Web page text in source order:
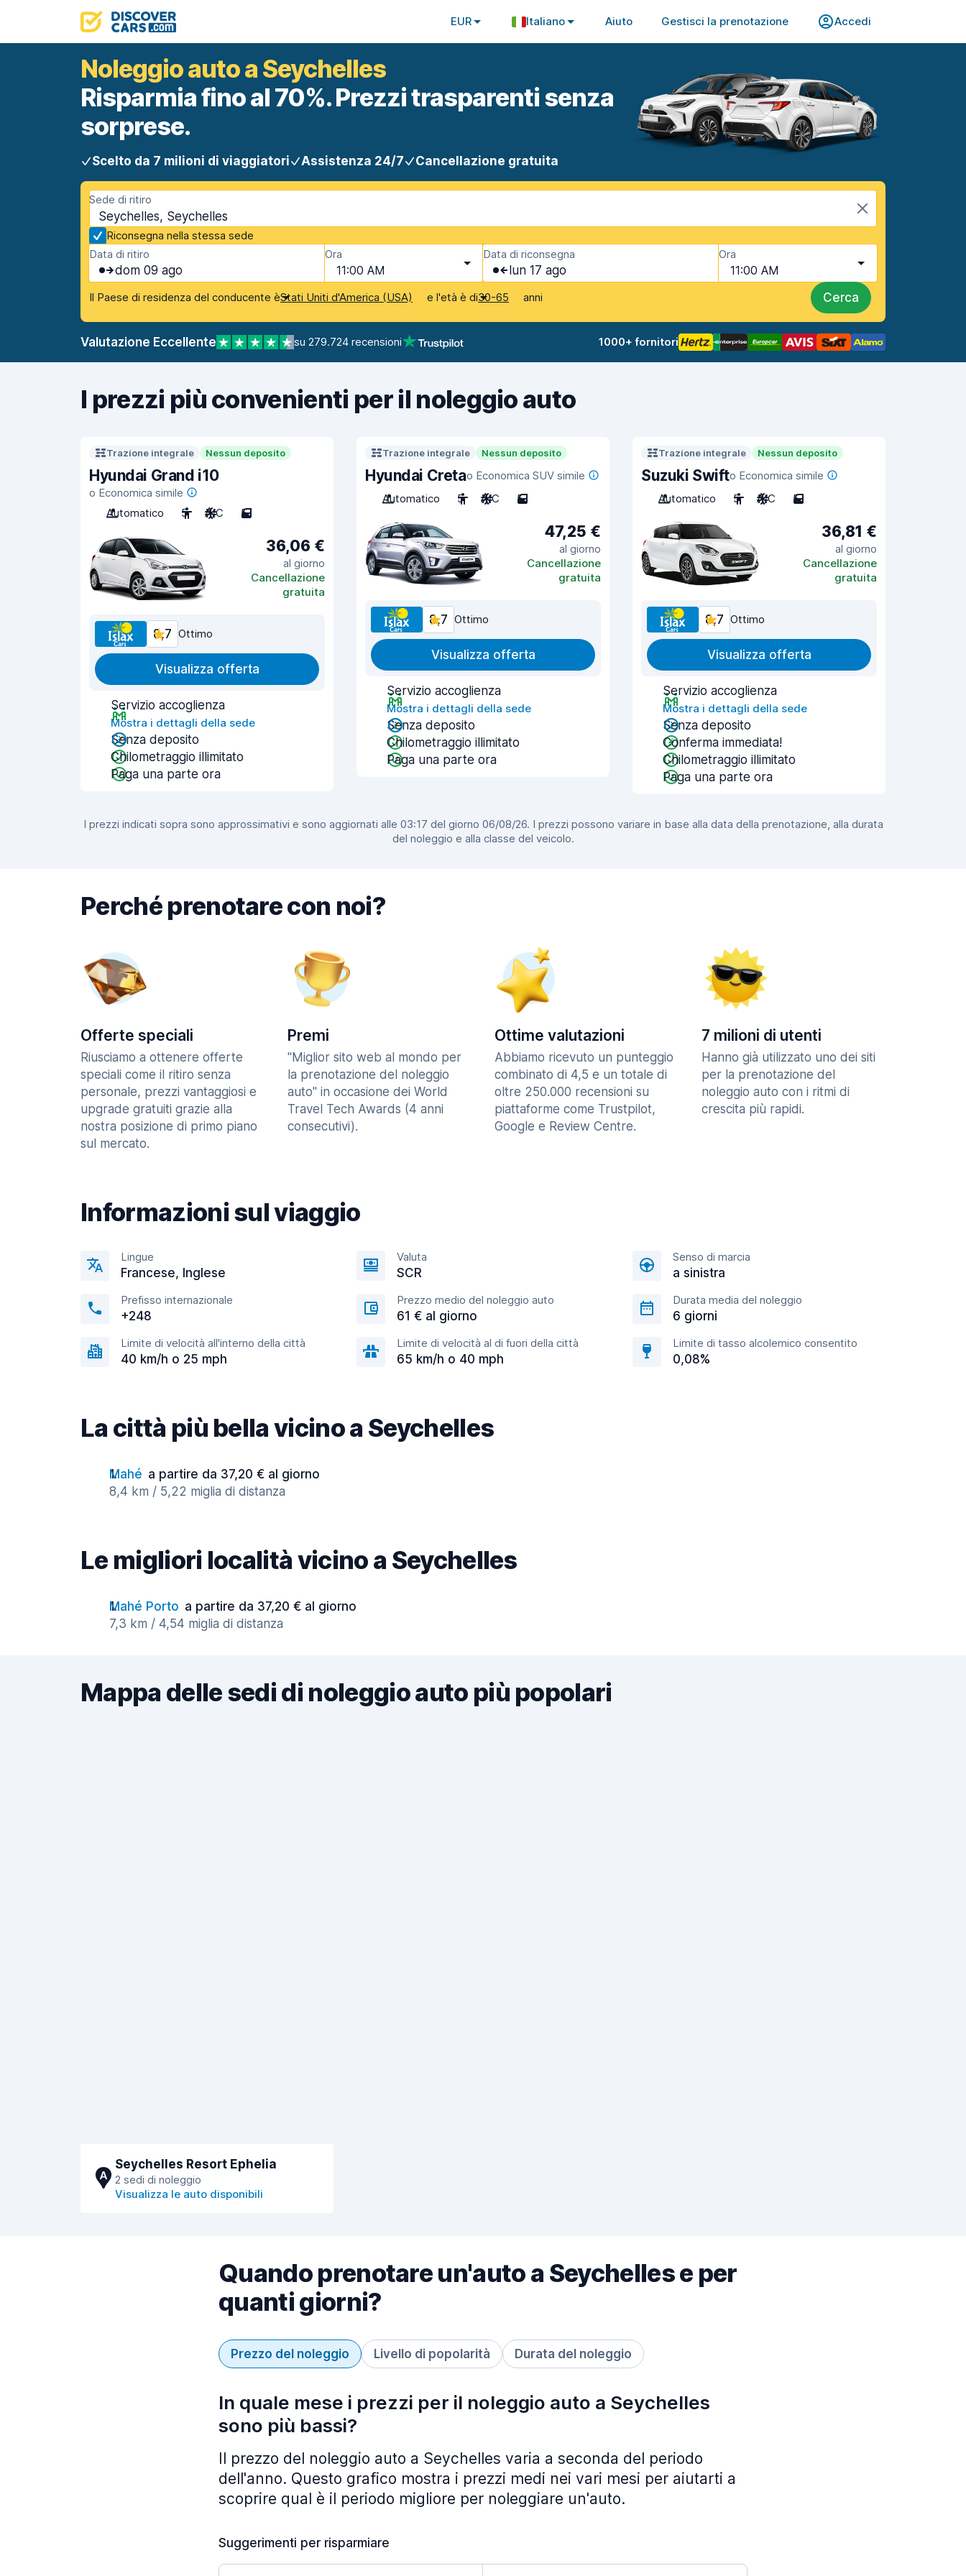
EUR Italiano Aiuto Gestisci la prenotazione Accedi
Noleggio auto a Seychelles
Risparmia fino al 70%. Prezzi trasparenti senza
sorprese.
Scelto da 7 milioni di viaggiatori Assistenza 24/7 Cancellazione gratuita
Sede di ritiro
Seychelles, Seychelles
Riconsegna nella stessa sede
Data di ritiro
dom 09 ago
Ora
11:00 AM
Data di riconsegna
lun 17 ago
Ora
11:00 AM
Il Paese di residenza del conducente èStati Uniti d'America (USA) e l'età è di30-65 anni Cerca
Valutazione Eccellente su 279.724 recensioni 1000+ fornitori
I prezzi più convenienti per il noleggio auto
Trazione integrale Nessun deposito
Hyundai Grand i10
o Economica simile
Automatico
5 A/C 5
36,06 €
al giorno
Cancellazione
gratuita
8,7 Ottimo
Visualizza offerta
Servizio accoglienza
Mostra i dettagli della sede
Senza deposito
Chilometraggio illimitato
Paga una parte ora
Trazione integrale Nessun deposito
Hyundai Cretao Economica SUV simile
Automatico
5 A/C 5
47,25 €
al giorno
Cancellazione
gratuita
8,7 Ottimo
Visualizza offerta
Servizio accoglienza
Mostra i dettagli della sede
Senza deposito
Chilometraggio illimitato
Paga una parte ora
Trazione integrale Nessun deposito
Suzuki Swifto Economica simile
Automatico
5 A/C 5
36,81 €
al giorno
Cancellazione
gratuita
8,7 Ottimo
Visualizza offerta
Servizio accoglienza
Mostra i dettagli della sede
Senza deposito
Conferma immediata!
Chilometraggio illimitato
Paga una parte ora
I prezzi indicati sopra sono approssimativi e sono aggiornati alle 03:17 del giorno 06/08/26. I prezzi possono variare in base alla data della prenotazione, alla durata
del noleggio e alla classe del veicolo.
Perché prenotare con noi?
Offerte speciali
Riusciamo a ottenere offerte
speciali come il ritiro senza
personale, prezzi vantaggiosi e
upgrade gratuiti grazie alla
nostra posizione di primo piano
sul mercato.
Premi
"Miglior sito web al mondo per
la prenotazione del noleggio
auto" in occasione dei World
Travel Tech Awards (4 anni
consecutivi).
Ottime valutazioni
Abbiamo ricevuto un punteggio
combinato di 4,5 e un totale di
oltre 250.000 recensioni su
piattaforme come Trustpilot,
Google e Review Centre.
7 milioni di utenti
Hanno già utilizzato uno dei siti
per la prenotazione del
noleggio auto con i ritmi di
crescita più rapidi.
Informazioni sul viaggio
Lingue
Francese, Inglese
Valuta
SCR
Senso di marcia
a sinistra
Prefisso internazionale
+248
Prezzo medio del noleggio auto
61 € al giorno
Durata media del noleggio
6 giorni
Limite di velocità all'interno della città
40 km/h o 25 mph
Limite di velocità al di fuori della città
65 km/h o 40 mph
Limite di tasso alcolemico consentito
0,08%
La città più bella vicino a Seychelles
Mahé a partire da 37,20 € al giorno
8,4 km / 5,22 miglia di distanza
Le migliori località vicino a Seychelles
Mahé Porto a partire da 37,20 € al giorno
7,3 km / 4,54 miglia di distanza
Mappa delle sedi di noleggio auto più popolari
A
Seychelles Resort Ephelia
2 sedi di noleggio
Visualizza le auto disponibili
Quando prenotare un'auto a Seychelles e per
quanti giorni?
Prezzo del noleggio Livello di popolarità Durata del noleggio
In quale mese i prezzi per il noleggio auto a Seychelles
sono più bassi?
Il prezzo del noleggio auto a Seychelles varia a seconda del periodo
dell'anno. Questo grafico mostra i prezzi medi nei vari mesi per aiutarti a
scoprire qual è il periodo migliore per noleggiare un'auto.
Suggerimenti per risparmiare